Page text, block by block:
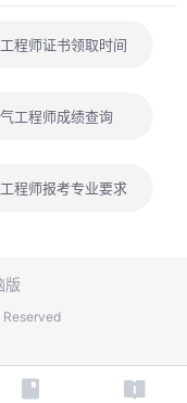
程师证书领取时间
工程师成绩查询
程师报考专业要求
版